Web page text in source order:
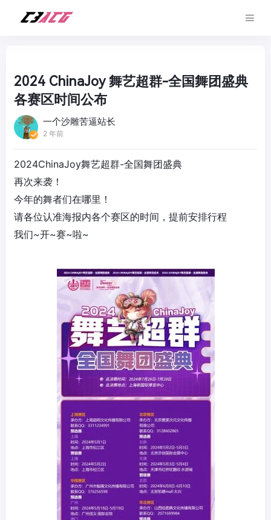
2024 ChinaJoy 舞艺超群-全国舞团盛典
各赛区时间公布
一个沙雕苦逼站长
2 年前
2024ChinaJoy舞艺超群-全国舞团盛典
再次来袭！
今年的舞者们在哪里！
请各位认准海报内各个赛区的时间，提前安排行程
我们~开~赛~啦~